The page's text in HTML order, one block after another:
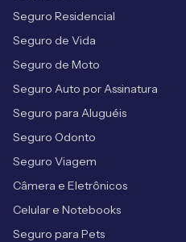
Seguro Residencial
Seguro de Vida
Seguro de Moto
Seguro Auto por Assinatura
Seguro para Aluguéis
Seguro Odonto
Seguro Viagem
Câmera e Eletrônicos
Celular e Notebooks
Seguro para Pets